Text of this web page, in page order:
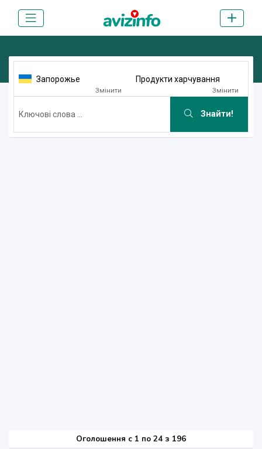
Запорожье
Змінити
Продукти харчування
Змінити
Знайти!
Оголошення c 1 по 24 з 196